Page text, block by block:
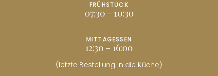
FRÜHSTÜCK
07:30 – 10:30
MITTAGESSEN
12:30 – 16:00
(letzte Bestellung in die Küche)